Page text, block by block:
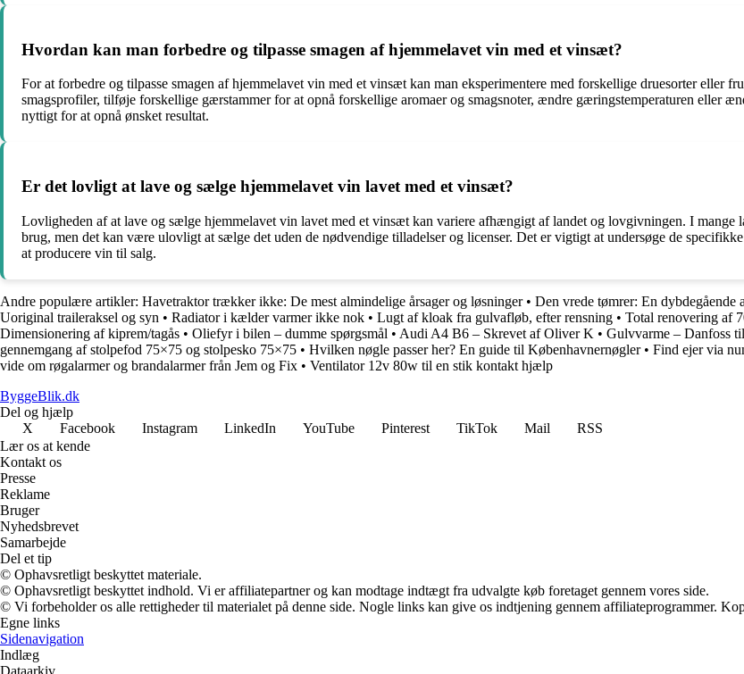
Hvordan kan man forbedre og tilpasse smagen af hjemmelavet vin med et vinsæt?
For at forbedre og tilpasse smagen af hjemmelavet vin med et vinsæt kan man eksperimentere med forskellige druesorter eller
smagsprofiler, tilføje forskellige gærstammer for at opnå forskellige aromaer og smagsnoter, ændre gæringstemperaturen eller
nyttigt for at opnå ønsket resultat.
Er det lovligt at lave og sælge hjemmelavet vin lavet med et vinsæt?
Lovligheden af at lave og sælge hjemmelavet vin lavet med et vinsæt kan variere afhængigt af landet og lovgivningen. I
brug, men det kan være ulovligt at sælge det uden de nødvendige tilladelser og licenser. Det er vigtigt at undersøge de
at producere vin til salg.
Andre populære artikler: Havetraktor trækker ikke: De mest almindelige årsager og løsninger• Den vrede tømrer: En dybdegående
Uoriginal traileraksel og syn • Radiator i kælder varmer ikke nok • Lugt af kloak fra gulvafløb, efter rensning • Total renovering af
Dimensionering af kiprem/tagås • Oliefyr i bilen – dumme spørgsmål • Audi A4 B6 – Skrevet af Oliver K • Gulvvarme – Danfoss
gennemgang af stolpefod 75×75 og stolpesko 75×75 • Hvilken nøgle passer her? En guide til Københavnernøgler• Find ejer via
vide om røgalarmer og brandalarmer från Jem og Fix • Ventilator 12v 80w til en stik kontakt hjælp
ByggeBlik.dk
Del og hjælp
X
Facebook Instagram LinkedIn YouTube Pinterest TikTok Mail
RSS
Lær os at kende
Kontakt os
Presse
Reklame
Bruger
Nyhedsbrevet
Samarbejde
Del et tip
© Ophavsretligt beskyttet materiale.
© Ophavsretligt beskyttet indhold. Vi er affiliatepartner og kan modtage indtægt fra udvalgte køb foretaget gennem vores side.
© Vi forbeholder os alle rettigheder til materialet på denne side. Nogle links kan give os indtjening gennem affiliateprogrammer.
Egne links
Sidenavigation
Indlæg
Dataarkiv